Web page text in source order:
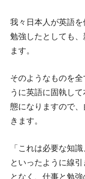
我々日本人が英語
勉強したとしても
ます。
そのようなものを
うに英語に固執し
態になりますので
きます。
「これは必要な知
といったように線
となく、仕事と勉強